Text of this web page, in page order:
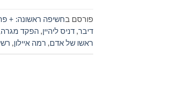
פורסם בחשיפה ראשונה: +
דיבר,דניס ליהיין,הפקד מגרה
ראשו של אדם, רמה איילון,